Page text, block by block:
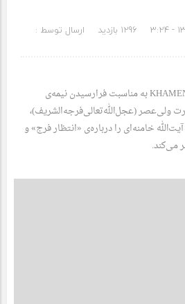
ارسال توسط :
پایگاه اطلاع‌رسانی KHAMENEI.IR به مناسبت فرارسیدن نیمه‌ی
ولی‌عصر (عجل‌الله‌تعالی‌فرجه‌الشریف)،
خامنه‌ای را درباره‌ی «انتظار فرج» و
می‌کند.